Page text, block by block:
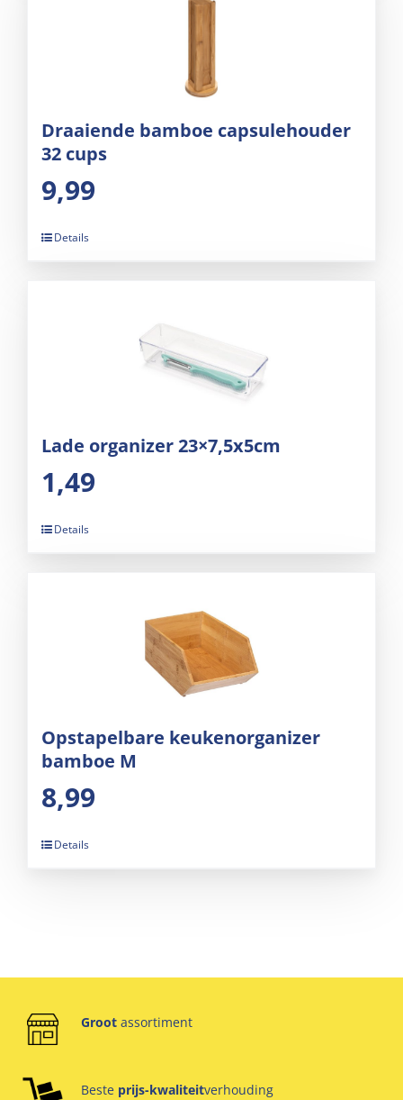
Draaiende bamboe capsulehouder
32 cups
9,99
Details
Lade organizer 23×7,5x5cm
1,49
Details
Opstapelbare keukenorganizer
bamboe M
8,99
Details
Groot assortiment
Beste prijs-kwaliteitverhouding